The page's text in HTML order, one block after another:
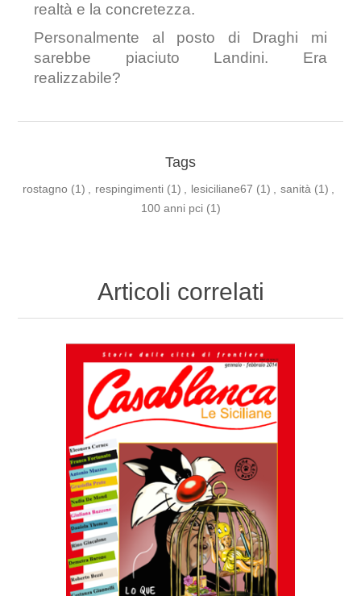
realtà e la concretezza.
Personalmente al posto di Draghi mi
sarebbe piaciuto Landini. Era
realizzabile?
Tags
rostagno (1) respingimenti (1) lesiciliane67 (1) sanità (1)
100 anni pci (1)
Articoli correlati